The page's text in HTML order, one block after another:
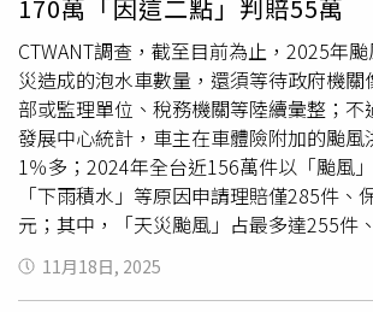
8000萬的房」。不少網友認為相較於車輛
財務狀況。（示意圖／取自Pixabay）不
點認為，單憑房屋總價同樣無法完全判
財力？等變現了再說，賣得出去才算數」
有貸款』的房子」、「有貸款房，隨便誰
子也要看在哪….」、「車子是外顯資產
啊，就算你住大安區豪宅，誰哪知」、
的，只是在自慰而已」。年輕人為何反感
指3件事：真的太過分工程師年薪200萬
口袋」 網勸：打不贏就加入13萬戶社宅
170萬「因這二點」判賠55萬
CTWANT調查，截至目前為止，2025年
災造成的泡水車數量，還須等待政府機
部或監理單位、稅務機關等陸續彙整；不
發展中心統計，車主在車體險附加的颱風
1％多；2024年全台近156萬件以「颱風
「下雨積水」等原因申請理賠僅285件、
元；其中，「天災颱風」占最多達255件
元；「天災洪水」3件、理賠金逾60萬元
件、理賠約667萬元。目前產險公司提供
11月18日, 2025